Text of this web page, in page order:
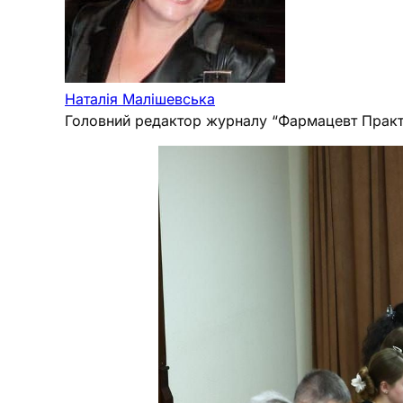
Наталія Малішевська
Головний редактор журналу “Фармацевт